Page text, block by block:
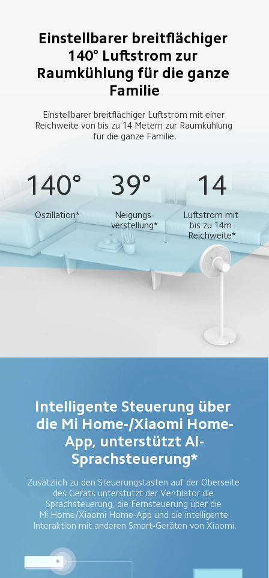
Einstellbarer breitflächiger
140° Luftstrom zur
Raumkühlung für die ganze
Familie
Einstellbarer breitflächiger Luftstrom mit einer
Reichweite von bis zu 14 Metern zur Raumkühlung
für die ganze Familie.
140° 39° 14
Oszillation*
Neigungs-
verstellung*
Luftstrom mit
bis zu 14m
Reichweite*
Intelligente Steuerung über
die Mi Home-/Xiaomi Home-
App, unterstützt AI-
Sprachsteuerung*
Zusätzlich zu den Steuerungstasten auf der Oberseite
des Geräts unterstützt der Ventilator die
Sprachsteuerung, die Fernsteuerung über die
Mi Home/Xiaomi Home-App und die intelligente
Interaktion mit anderen Smart-Geräten von Xiaomi.